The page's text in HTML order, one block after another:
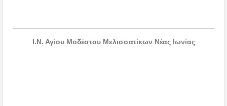
Ι.Ν. Αγίου Μοδέστου Μελισσατίκων Νέας Ιωνίας